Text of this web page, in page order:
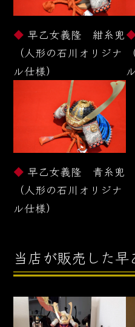
早乙女義隆 紺糸兜
（人形の石川オリジナ
ル仕様）
早乙女義隆 青糸兜
（人形の石川オリジナ
ル仕様）
当店が販売した